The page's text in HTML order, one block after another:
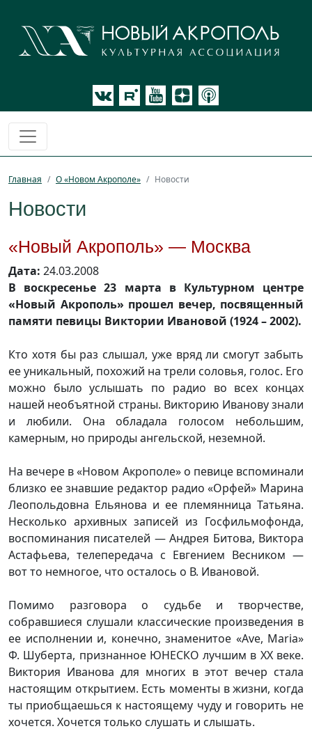
Главная О «Новом Акрополе» Новости
Новости
«Новый Акрополь» — Москва
Дата: 24.03.2008
В воскресенье 23 марта в Культурном центре
«Новый Акрополь» прошел вечер, посвященный
памяти певицы Виктории Ивановой (1924 – 2002).
Кто хотя бы раз слышал, уже вряд ли смогут забыть
ее уникальный, похожий на трели соловья, голос. Его
можно было услышать по радио во всех концах
нашей необъятной страны. Викторию Иванову знали
и любили. Она обладала голосом небольшим,
камерным, но природы ангельской, неземной.
На вечере в «Новом Акрополе» о певице вспоминали
близко ее знавшие редактор радио «Орфей» Марина
Леопольдовна Ельянова и ее племянница Татьяна.
Несколько архивных записей из Госфильмофонда,
воспоминания писателей — Андрея Битова, Виктора
Астафьева, телепередача с Евгением Весником —
вот то немногое, что осталось о В. Ивановой.
Помимо разговора о судьбе и творчестве,
собравшиеся слушали классические произведения в
ее исполнении и, конечно, знаменитое «Ave, Maria»
Ф. Шуберта, признанное ЮНЕСКО лучшим в XX веке.
Виктория Иванова для многих в этот вечер стала
настоящим открытием. Есть моменты в жизни, когда
ты приобщаешься к настоящему чуду и говорить не
хочется. Хочется только слушать и слышать.